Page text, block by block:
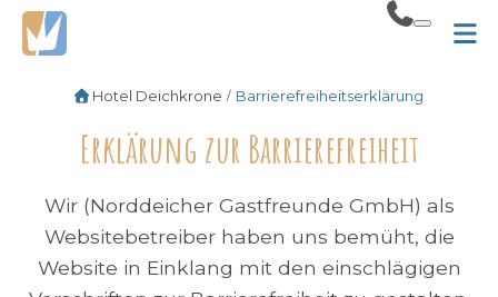
Hotel Deichkrone Barrierefreiheitserklärung
Erklärung zur Barrierefreiheit
Wir (Norddeicher Gastfreunde GmbH) als
Websitebetreiber haben uns bemüht, die
Website in Einklang mit den einschlägigen